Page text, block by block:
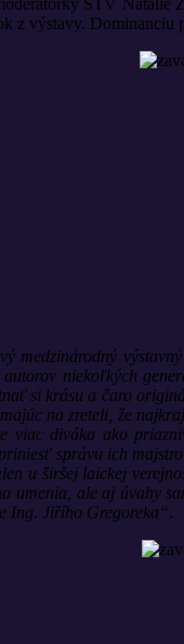
z výstavy.
medzinárodný
autorov niekoľkých
si krásu a čaro
na zreteli, že
viac diváka ako
správu ich
u širšej laickej
umenia, ale aj úvahy
Ing. Jiřího Gregoreka“.